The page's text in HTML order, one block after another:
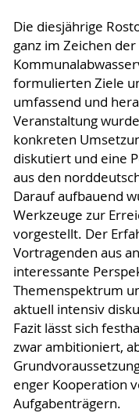
Die diesjährige
ganz im Zeichen
formulierten Ziele
umfassend und
Veranstaltung
konkreten
diskutiert und eine
aus den
Darauf aufbauend
Werkzeuge zur
vorgestellt. Der
Vortragenden aus
interessante
Themenspektrum
aktuell intensiv
Fazit lässt sich
zwar ambitioniert,
enger Kooperation
Aufgabenträgern.